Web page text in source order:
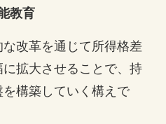
教育
改革を通じて所得格差
拡大させることで、持
構築していく構えで